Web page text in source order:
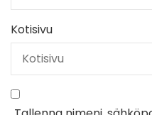
Kotisivu